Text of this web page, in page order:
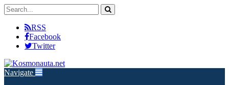
RSS
Facebook
Twitter
Navigate